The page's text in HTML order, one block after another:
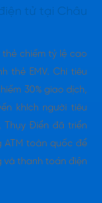
tử tại Châu
thẻ chiếm tỷ lệ cao
thẻ EMV. Chi tiêu
30% giao dịch,
khích người tiêu
Điển đã triển
ATM toàn quốc để
và thanh toán điện